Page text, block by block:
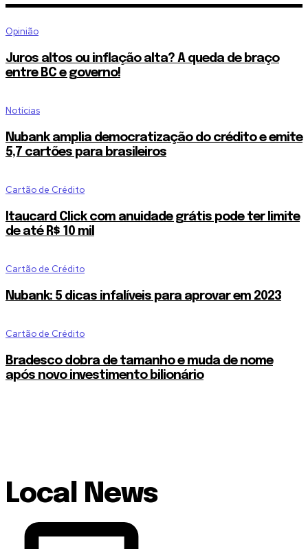
Opinião
Juros altos ou inflação alta? A queda de braço
entre BC e governo!
Notícias
Nubank amplia democratização do crédito e emite
5,7 cartões para brasileiros
Cartão de Crédito
Itaucard Click com anuidade grátis pode ter limite
de até R$ 10 mil
Cartão de Crédito
Nubank: 5 dicas infalíveis para aprovar em 2023
Cartão de Crédito
Bradesco dobra de tamanho e muda de nome
após novo investimento bilionário
Local News